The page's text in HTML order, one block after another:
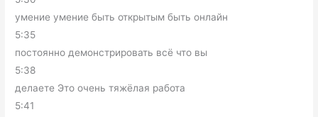
умение умение быть открытым быть онлайн
5:35
постоянно демонстрировать всё что вы
5:38
делаете Это очень тяжёлая работа
5:41